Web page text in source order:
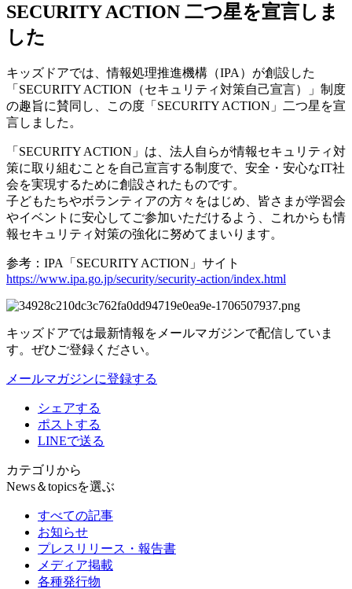
SECURITY ACTION 二つ星を宣言しま
した
キッズドアでは、情報処理推進機構（IPA）が創設した
「SECURITY ACTION（セキュリティ対策自己宣言）」制度
の趣旨に賛同し、この度「SECURITY ACTION」二つ星を宣
言しました。
「SECURITY ACTION」は、法人自らが情報セキュリティ対
策に取り組むことを自己宣言する制度で、安全・安心なIT社
会を実現するために創設されたものです。
子どもたちやボランティアの方々をはじめ、皆さまが学習会
やイベントに安心してご参加いただけるよう、これからも情
報セキュリティ対策の強化に努めてまいります。
参考：IPA「SECURITY ACTION」サイト
https://www.ipa.go.jp/security/security-action/index.html
キッズドアでは最新情報をメールマガジンで配信していま
す。ぜひご登録ください。
メールマガジンに登録する
シェアする
ポストする
LINEで送る
カテゴリから
News＆topicsを選ぶ
すべての記事
お知らせ
プレスリリース・報告書
メディア掲載
各種発行物